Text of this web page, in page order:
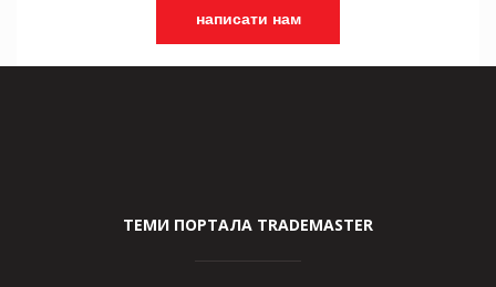
написати нам
ТЕМИ ПОРТАЛА TRADEMASTER